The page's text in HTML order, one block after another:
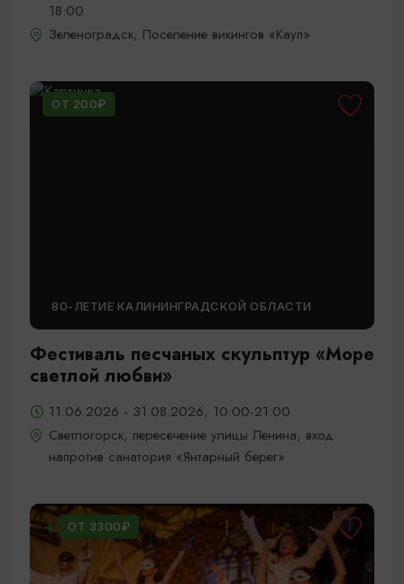
18:00
Зеленоградск, Поселение викингов «Кауп»
ОТ 200₽
80-ЛЕТИЕ КАЛИНИНГРАДСКОЙ ОБЛАСТИ
Фестиваль песчаных скульптур «Море
светлой любви»
11.06.2026 - 31.08.2026, 10:00-21:00
Светлогорск, пересечение улицы Ленина, вход
напротив санатория «Янтарный берег»
ОТ 3300₽